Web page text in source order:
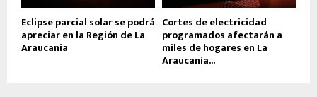
Eclipse parcial solar se podrá
apreciar en la Región de La
Araucania
Cortes de electricidad
programados afectarán a
miles de hogares en La
Araucanía...